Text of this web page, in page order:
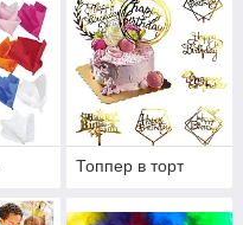
Топпер в торт